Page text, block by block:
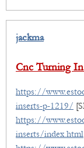
jackma
Cnc Turning
https://
inserts-p-1219/
https://
inserts/index.html